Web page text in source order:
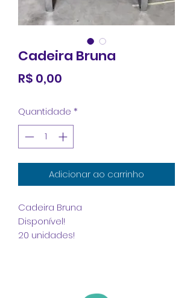
Cadeira Bruna
R$ 0,00
Quantidade *
Adicionar ao carrinho
Cadeira Bruna
Disponível!
20 unidades!